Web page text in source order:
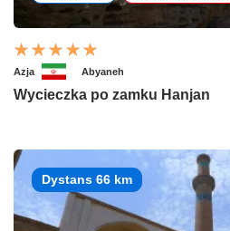
Azja Abyaneh
Wycieczka po zamku Hanjan
Dystans 66 km